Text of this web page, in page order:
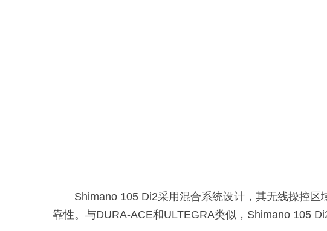
Shimano 105 Di2采用混合系统设计，其无线操控
靠性。与DURA-ACE和ULTEGRA类似，Shimano 105